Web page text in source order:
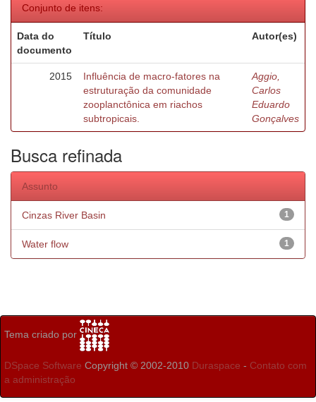
Conjunto de itens:
Data do
documento
Título Autor(es)
2015
Influência de macro-fatores na
estruturação da comunidade
zooplanctônica em riachos
subtropicais.
Aggio,
Carlos
Eduardo
Gonçalves
Busca refinada
Assunto
1
Cinzas River Basin
1
Water flow
Tema criado por
DSpace Software Copyright © 2002-2010 Duraspace - Contato com
a administração